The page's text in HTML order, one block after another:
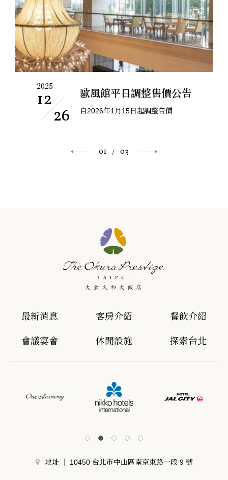
2025
12
26
歐風館平日調整售價公告
自2026年1月15日起調整售價
01 / 03
最新消息 客房介紹 餐飲介紹
會議宴會 休閒設施 探索台北
地址 10450 台北市中山區南京東路一段 9 號